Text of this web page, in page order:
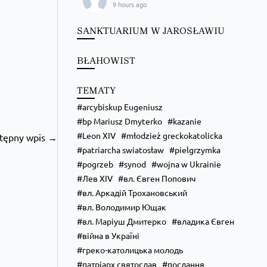
wpis →
9 hours ago
Преображення Господнє в Лодзі
SANKTUARIUM W JAROSŁAWIU
BŁAHOWIST
TEMATY
arcybiskup Eugeniusz
bp Mariusz Dmyterko
kazanie
Leon XIV
młodzież greckokatolicka
patriarcha swiatosław
pielgrzymka
pogrzeb
synod
wojna w Ukrainie
Лев XIV
вл. Євген Попович
вл. Аркадій Трохановський
вл. Володимир Ющак
вл. Маріуш Дмитерко
владика Євген
війна в Україні
греко-католицька молодь
патріарх святослав
послання